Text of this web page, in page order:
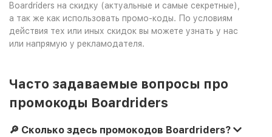
Boardriders на скидку (актуальные и самые секретные),
а так же как использовать промо-коды. По условиям
действия тех или иных скидок вы можете узнать у нас
или напрямую у рекламодателя.
Часто задаваемые вопросы про
промокоды Boardriders
🔎 Сколько здесь промокодов Boardriders?